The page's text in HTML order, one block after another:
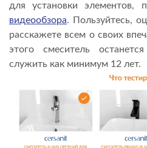
для установки элементов,
видеообзора. Пользуйтесь,
расскажете всем о своих
этого смеситель
служить как минимум 12 лет.